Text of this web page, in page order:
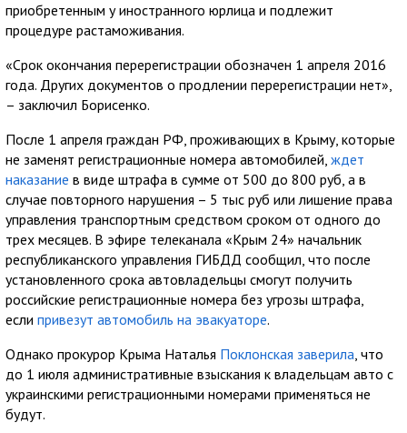
приобретенным у иностранного юрлица и подлежит
процедуре растаможивания.
«Срок окончания перерегистрации обозначен 1 апреля 2016
года. Других документов о продлении перерегистрации нет»,
– заключил Борисенко.
После 1 апреля граждан РФ, проживающих в Крыму, которые
не заменят регистрационные номера автомобилей, ждет
наказание в виде штрафа в сумме от 500 до 800 руб, а в
случае повторного нарушения – 5 тыс руб или лишение права
управления транспортным средством сроком от одного до
трех месяцев. В эфире телеканала «Крым 24» начальник
республиканского управления ГИБДД сообщил, что после
установленного срока автовладельцы смогут получить
российские регистрационные номера без угрозы штрафа,
если привезут автомобиль на эвакуаторе.
Однако прокурор Крыма Наталья Поклонская заверила, что
до 1 июля административные взыскания к владельцам авто с
украинскими регистрационными номерами применяться не
будут.